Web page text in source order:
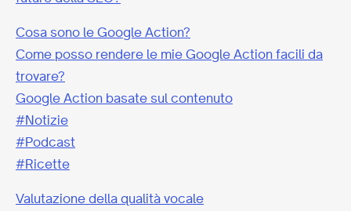
Cosa sono le Google Action?
Come posso rendere le mie Google Action facili da
trovare?
Google Action basate sul contenuto
#Notizie
#Podcast
#Ricette
Valutazione della qualità vocale